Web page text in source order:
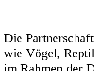
Die
wie Vögel,
im Rahmen der